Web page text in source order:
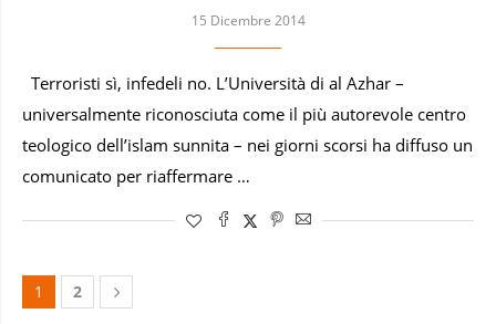
15 Dicembre 2014
Terroristi sì, infedeli no. L’Università di al Azhar –
universalmente riconosciuta come il più autorevole centro
teologico dell’islam sunnita – nei giorni scorsi ha diffuso un
comunicato per riaffermare …
1 2